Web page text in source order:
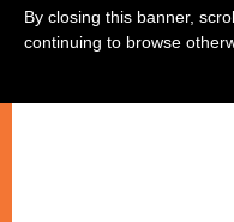
By closing this banner,
continuing to browse